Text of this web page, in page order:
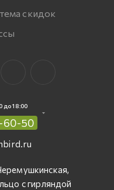
скидок
до 18:00
60-50
с гирляндой